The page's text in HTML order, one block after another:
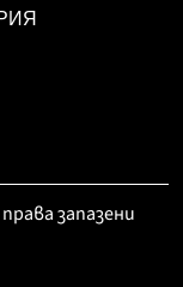
запазени